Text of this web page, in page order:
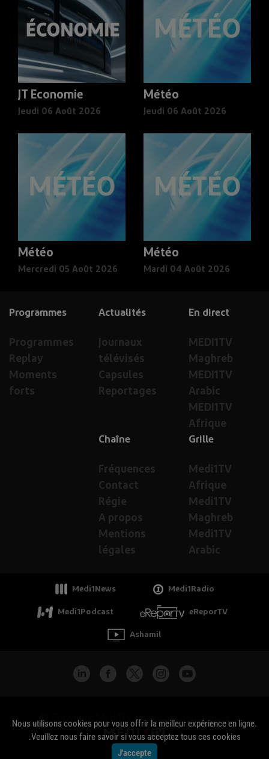
JT Economie
Jeudi 06 Août 2026
Météo
Jeudi 06 Août 2026
Météo
Mercredi 05 Août 2026
Météo
Mardi 04 Août 2026
En direct
MEDI1TV
Maghreb
MEDI1TV
Arabic
MEDI1TV
Afrique
Actualités
Journaux
télévisés
Capsules
Reportages
Programmes
Programmes
Replay
Moments
forts
Grille
Medi1TV
Afrique
Medi1TV
Maghreb
Medi1TV
Arabic
Chaîne
Fréquences
Contact
Régie
A propos
Mentions
légales
Medi1News Medi1Radio
Medi1Podcast eReporTV
Ashamil
جميع الحقوق محفوظة - Copyright Medi1TV ©
Nous utilisons cookies pour vous offrir la meilleur expérience en ligne.
Veuillez nous faire savoir si vous acceptez tous ces cookies.
J'accepte